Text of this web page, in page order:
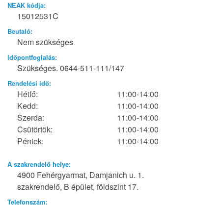
NEAK kódja:
15012531C
Beutaló:
Nem szükséges
Időpontfoglalás:
Szükséges. 0644-511-111/147
Rendelési idő:
Hétfő:
11:00-14:00
Kedd:
11:00-14:00
Szerda:
11:00-14:00
Csütörtök:
11:00-14:00
Péntek:
11:00-14:00
A szakrendelő helye:
4900 Fehérgyarmat, Damjanich u. 1.
szakrendelő, B épület, földszint 17.
Telefonszám: